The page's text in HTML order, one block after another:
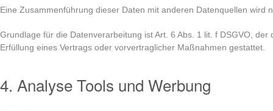
Eine Zusammenführung dieser Daten mit anderen Datenquellen wird
Grundlage für die Datenverarbeitung ist Art. 6 Abs. 1 lit. f DSGVO, der
Erfüllung eines Vertrags oder vorvertraglicher Maßnahmen gestattet.
4. Analyse Tools und Werbung